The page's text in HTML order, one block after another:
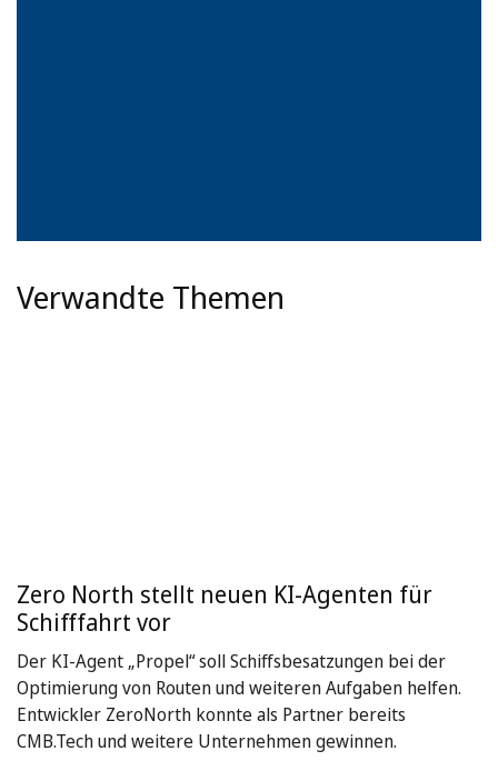
Verwandte Themen
Zero North stellt neuen KI-Agenten für
Schifffahrt vor
Der KI-Agent „Propel“ soll Schiffsbesatzungen bei der
Optimierung von Routen und weiteren Aufgaben helfen.
Entwickler ZeroNorth konnte als Partner bereits
CMB.Tech und weitere Unternehmen gewinnen.